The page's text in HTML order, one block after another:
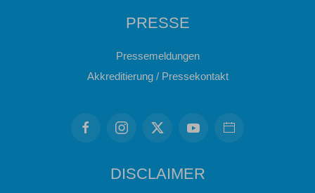
PRESSE
Pressemeldungen
Akkreditierung / Pressekontakt
DISCLAIMER